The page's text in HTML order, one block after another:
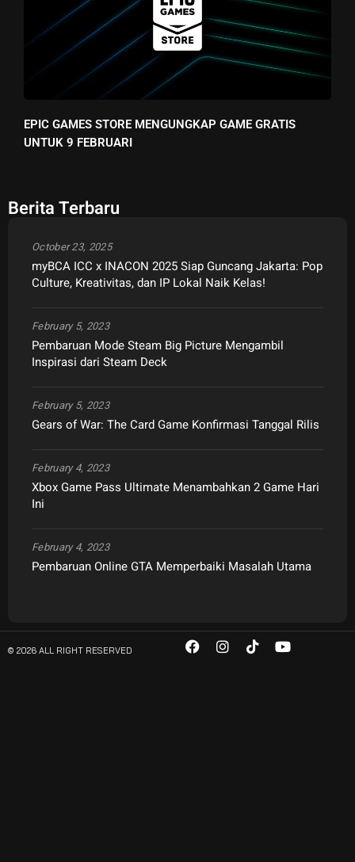
EPIC GAMES STORE MENGUNGKAP GAME GRATIS
UNTUK 9 FEBRUARI
Berita Terbaru
myBCA ICC x INACON 2025 Siap Guncang Jakarta: Pop
Culture, Kreativitas, dan IP Lokal Naik Kelas!
October 23, 2025
Pembaruan Mode Steam Big Picture Mengambil
Inspirasi dari Steam Deck
February 5, 2023
Gears of War: The Card Game Konfirmasi Tanggal Rilis
February 5, 2023
Xbox Game Pass Ultimate Menambahkan 2 Game Hari
Ini
February 4, 2023
Pembaruan Online GTA Memperbaiki Masalah Utama
February 4, 2023
© 2026 ALL RIGHT RESERVED